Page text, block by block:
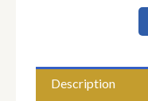
Description